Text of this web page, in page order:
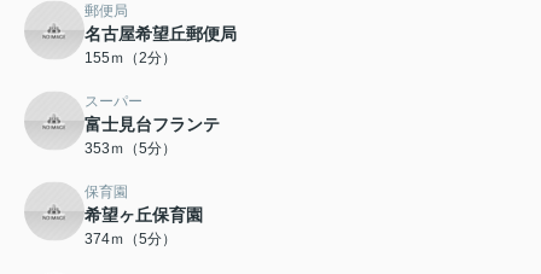
郵便局
名古屋希望丘郵便局
155ｍ（2分）
スーパー
富士見台フランテ
353ｍ（5分）
保育園
希望ヶ丘保育園
374ｍ（5分）